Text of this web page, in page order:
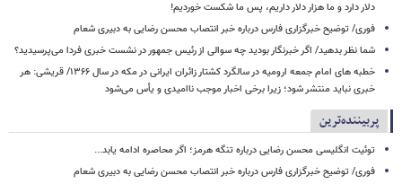
دلار دارد و ما هزار دلار داریم، پس ما شکست خوردیم!
فوری/ توضیح خبرگزاری فارس درباره خبر انتصاب محسن رضایی به دبیری شعام
شما نظر بدهید/ اگر خبرنگار بودید چه سوالی از رئیس جمهور در نشست خبری فردا می‌پرسیدید؟
خطبه های امام جمعه ارومیه در سالگرد کشتار زائران ایرانی در مکه در سال ۱۳۶۶/ قریشی: هر
خبری نباید منتشر شود؛ زیرا برخی اخبار موجب ناامیدی و یأس می‌شود
پربیننده‌ترین
توئیت انگلیسی محسن رضایی درباره تنگه هرمز؛ اگر محاصره ادامه یابد...
فوری/ توضیح خبرگزاری فارس درباره خبر انتصاب محسن رضایی به دبیری شعام